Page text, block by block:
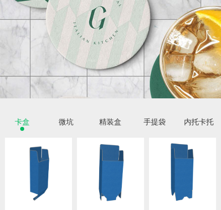
卡盒 微坑 精装盒 手提袋 内托卡托